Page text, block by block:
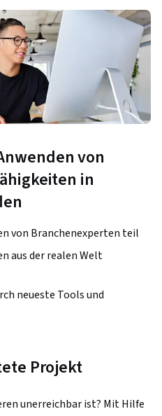
von
in
von Branchenexperten teil
aus der realen Welt
neueste Tools und
Projekt
unerreichbar ist? Mit Hilfe